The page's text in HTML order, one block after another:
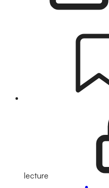
lecture